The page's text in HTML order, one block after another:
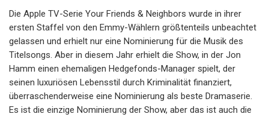
Die Apple TV-Serie Your Friends & Neighbors wurde in ihrer
ersten Staffel von den Emmy-Wählern größtenteils unbeachtet
gelassen und erhielt nur eine Nominierung für die Musik des
Titelsongs. Aber in diesem Jahr erhielt die Show, in der Jon
Hamm einen ehemaligen Hedgefonds-Manager spielt, der
seinen luxuriösen Lebensstil durch Kriminalität finanziert,
überraschenderweise eine Nominierung als beste Dramaserie.
Es ist die einzige Nominierung der Show, aber das ist auch die